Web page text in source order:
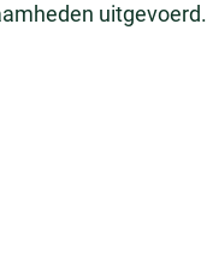
uitgevoerd.